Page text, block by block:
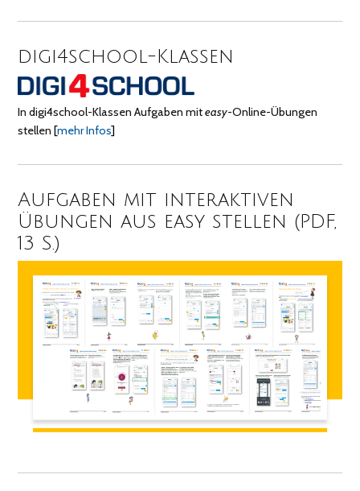
digi4school-Klassen
In digi4school-Klassen Aufgaben miteasy-Online-Übungen
stellen [mehr Infos]
Aufgaben mit interaktiven
Übungen aus easy stellen (PDF,
13 S.)